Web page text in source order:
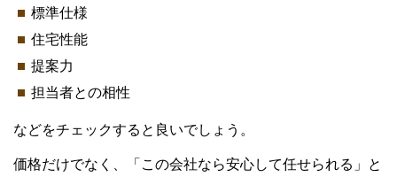
標準仕様
住宅性能
提案力
担当者との相性
などをチェックすると良いでしょう。
価格だけでなく、「この会社なら安心して任せられる」と